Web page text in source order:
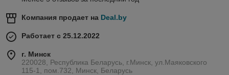
Компания продает на Deal.by
Работает с 25.12.2022
г. Минск
220028, Республика Беларусь, г.Минск, ул.Маяковского
115-1, пом.732, Минск, Беларусь